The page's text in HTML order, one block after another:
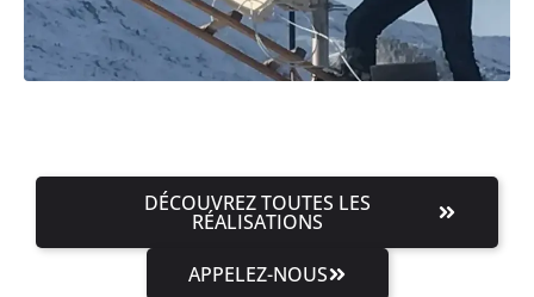
DÉCOUVREZ TOUTES LES
RÉALISATIONS
APPELEZ-NOUS